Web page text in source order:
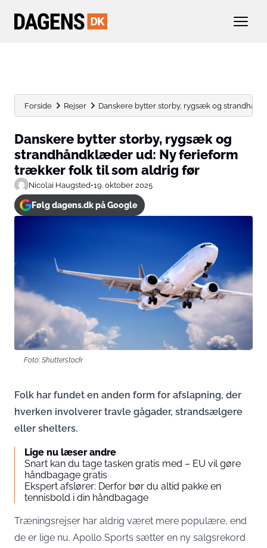
Forside Rejser Danskere bytter storby, rygsæk og
Danskere bytter storby, rygsæk og
strandhåndklæder ud: Ny ferieform
trækker folk til som aldrig før
Nicolai Haugsted•19. oktober 2025
Følg dagens.dk på Google
Foto: Shutterstock
Folk har fundet en anden form for afslapning, der
hverken involverer travle gågader, strandsælgere
eller shelters.
Lige nu læser andre
Snart kan du tage tasken gratis med – EU vil gøre
håndbagage gratis
Ekspert afslører: Derfor bør du altid pakke en
tennisbold i din håndbagage
Træningsrejser har aldrig været mere populære, end
de er lige nu. Apollo Sports sætter en ny salgsrekord